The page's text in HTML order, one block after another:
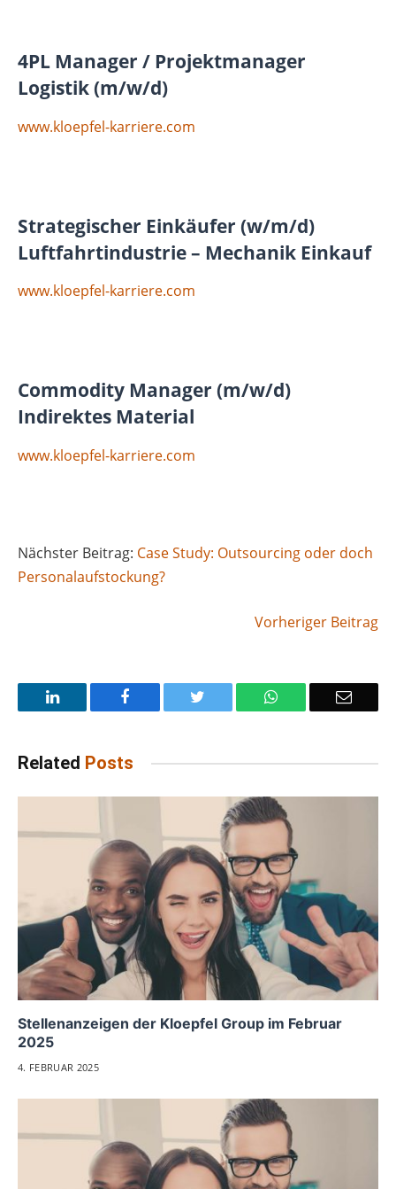
4PL Manager / Projektmanager
Logistik (m/w/d)
www.kloepfel-karriere.com
Strategischer Einkäufer (w/m/d)
Luftfahrtindustrie – Mechanik Einkauf
www.kloepfel-karriere.com
Commodity Manager (m/w/d)
Indirektes Material
www.kloepfel-karriere.com
Nächster Beitrag: Case Study: Outsourcing oder doch
Personalaufstockung?
Vorheriger Beitrag
LinkedIn Facebook WhatsApp Email
Related Posts
Stellenanzeigen der Kloepfel Group im Februar
2025
4. FEBRUAR 2025